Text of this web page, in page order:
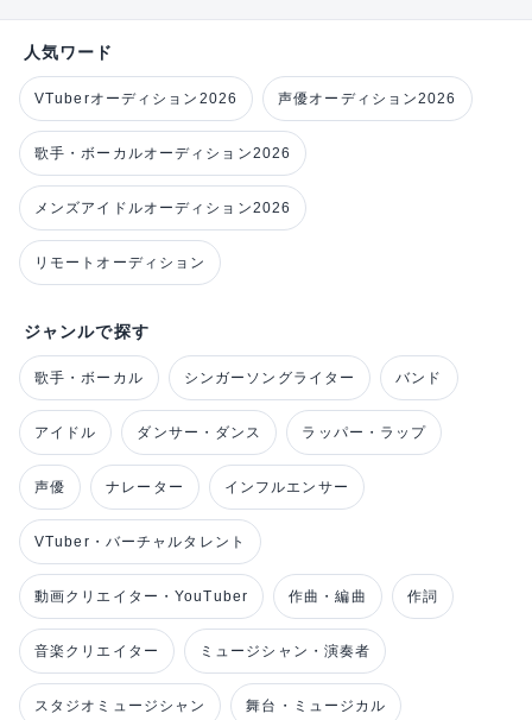
人気ワード
VTuberオーディション2026 声優オーディション2026
歌手・ボーカルオーディション2026
メンズアイドルオーディション2026
リモートオーディション
ジャンルで探す
歌手・ボーカル シンガーソングライター バンド
アイドル ダンサー・ダンス ラッパー・ラップ
声優 ナレーター インフルエンサー
VTuber・バーチャルタレント
動画クリエイター・YouTuber 作曲・編曲 作詞
音楽クリエイター ミュージシャン・演奏者
スタジオミュージシャン 舞台・ミュージカル